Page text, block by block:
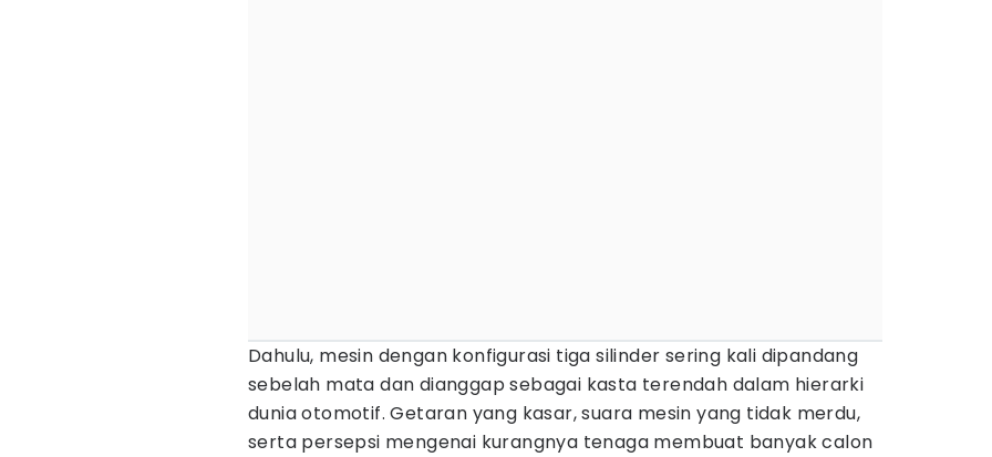
Dahulu, mesin dengan konfigurasi tiga silinder sering kali dipandang
sebelah mata dan dianggap sebagai kasta terendah dalam hierarki
dunia otomotif. Getaran yang kasar, suara mesin yang tidak merdu,
serta persepsi mengenai kurangnya tenaga membuat banyak calon